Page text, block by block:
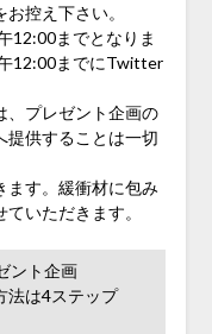
控え下さい。
12:00までとなりま
12:00までにTwitter
、プレゼント企画の
提供することは一切
ます。緩衝材に包み
いただきます。
ント企画
法は4ステップ